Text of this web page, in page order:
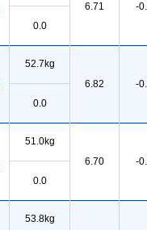
6.71
-
0.0
52.7kg
6.82
-
0.0
51.0kg
6.70
-
0.0
53.8kg